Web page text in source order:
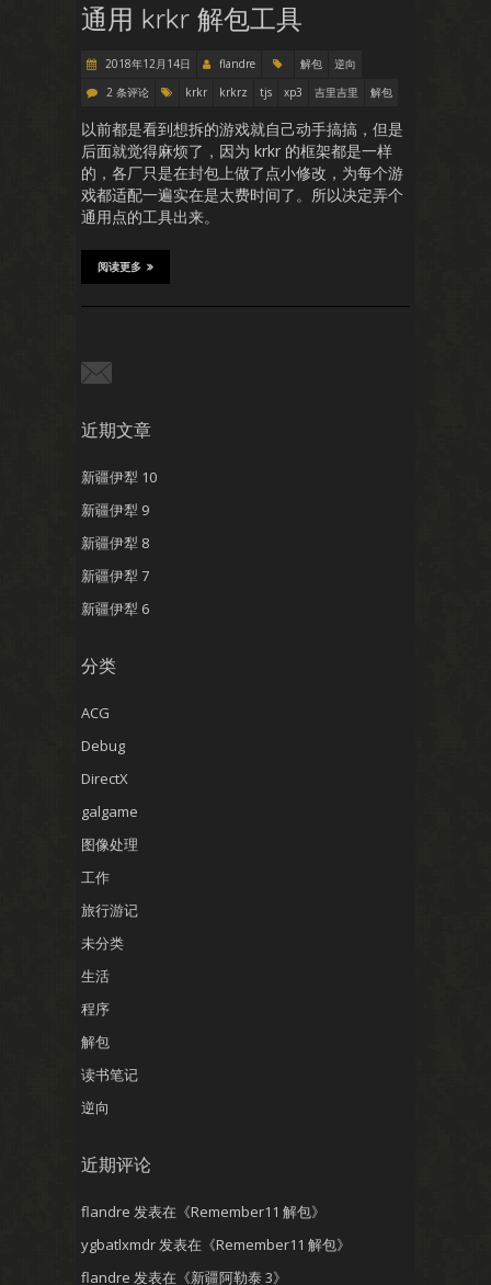
通用 krkr 解包工具
2018年12月14日 flandre 解包
逆向
2 条评论
krkr krkrz tjs xp3 吉里吉里 解包
以前都是看到想拆的游戏就自己动手搞搞，但是
后面就觉得麻烦了，因为 krkr 的框架都是一样
的，各厂只是在封包上做了点小修改，为每个游
戏都适配一遍实在是太费时间了。所以决定弄个
通用点的工具出来。
阅读更多
近期文章
新疆伊犁 10
新疆伊犁 9
新疆伊犁 8
新疆伊犁 7
新疆伊犁 6
分类
ACG
Debug
DirectX
galgame
图像处理
工作
旅行游记
未分类
生活
程序
解包
读书笔记
逆向
近期评论
flandre 发表在《Remember11 解包》
ygbatlxmdr 发表在《Remember11 解包》
flandre 发表在《新疆阿勒泰 3》